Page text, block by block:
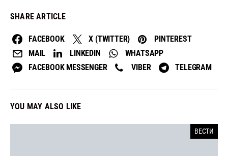
SHARE ARTICLE
FACEBOOK X (TWITTER)
PINTEREST
MAIL
LINKEDIN
WHATSAPP
FACEBOOK MESSENGER
VIBER TELEGRAM
YOU MAY ALSO LIKE
ВЕСТИ